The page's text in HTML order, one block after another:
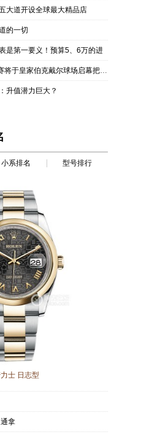
大道开设全球最大精品店
的一切
是第一要义！预算5、6万的进
伯克戴尔球场启幕把握时机方能精准致胜
升值潜力巨大？
小系排名 型号排行
士 日志型
拿